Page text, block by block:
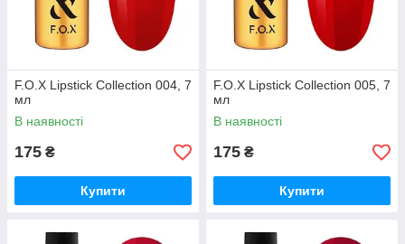
F.O.X Lipstick Collection 004, 7
мл
В наявності
175 ₴
Купити
F.O.X Lipstick Collection 005, 7
мл
В наявності
175 ₴
Купити